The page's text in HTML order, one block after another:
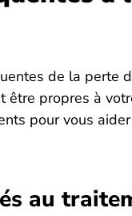
de la perte
être propres à
pour vous
au